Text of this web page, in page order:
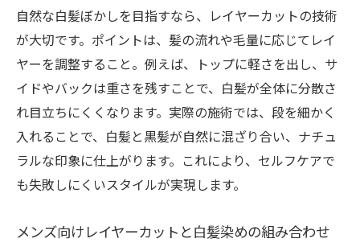
自然な白髪ぼかしを目指すなら、レイヤーカットの技術
が大切です。ポイントは、髪の流れや毛量に応じてレイ
ヤーを調整すること。例えば、トップに軽さを出し、サ
イドやバックは重さを残すことで、白髪が全体に分散さ
れ目立ちにくくなります。実際の施術では、段を細かく
入れることで、白髪と黒髪が自然に混ざり合い、ナチュ
ラルな印象に仕上がります。これにより、セルフケアで
も失敗しにくいスタイルが実現します。
メンズ向けレイヤーカットと白髪染めの組み合わせ